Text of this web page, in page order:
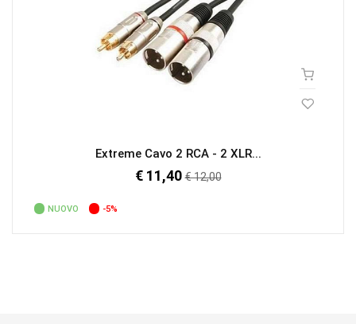
Extreme Cavo 2 RCA - 2 XLR...
€ 11,40Prezzo
€ 12,00
NUOVO -5%